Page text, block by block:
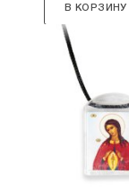
В КОРЗИНУ